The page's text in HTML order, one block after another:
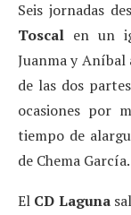
Seis jornadas
Toscal en un
Juanma y
de las dos
ocasiones por
tiempo de
de Chema García.
El CD Laguna